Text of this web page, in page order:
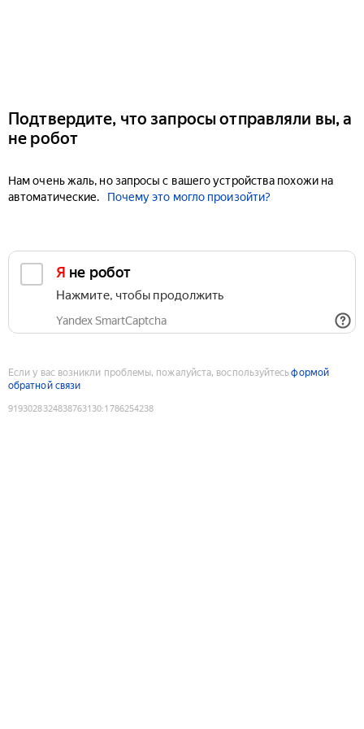
Подтвердите, что запросы отправляли вы, а
не робот
Нам очень жаль, но запросы с вашего устройства похожи на
автоматические.
Почему это могло произойти?
Я не робот
Нажмите, чтобы продолжить
Yandex SmartCaptcha
Если у вас возникли проблемы, пожалуйста, воспользуйтесьформой
обратной связи
9193028324838763130:1786254238